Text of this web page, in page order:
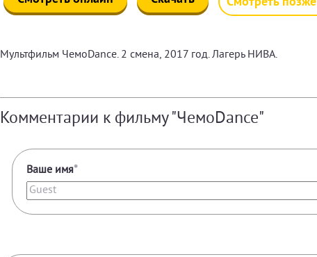
Мультфильм ЧемоDance. 2 смена, 2017 год. Лагерь НИВА.
Комментарии к фильму "ЧемоDance"
Ваше имя*